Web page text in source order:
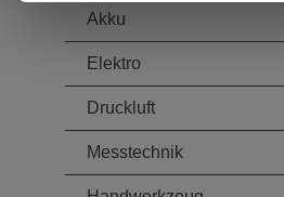
Akku
Elektro
Druckluft
Messtechnik